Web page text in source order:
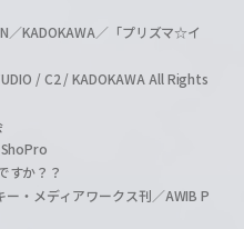
KADOKAWA／「プリズマ☆イ
/ C2 / KADOKAWA All Rights
すか？？
・メディアワークス刊／AWIB P